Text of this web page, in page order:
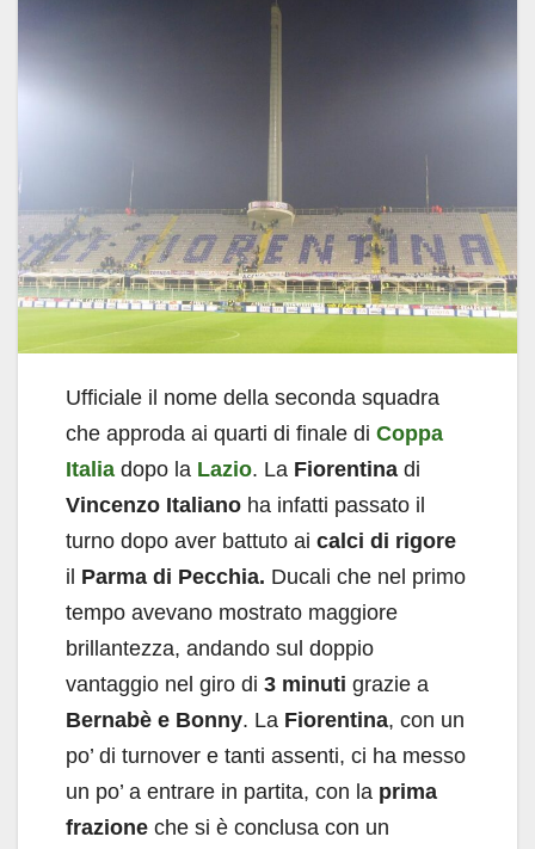
Ufficiale il nome della seconda squadra
che approda ai quarti di finale di Coppa
Italia dopo la Lazio. La Fiorentina di
Vincenzo Italiano ha infatti passato il
turno dopo aver battuto ai calci di rigore
il Parma di Pecchia. Ducali che nel primo
tempo avevano mostrato maggiore
brillantezza, andando sul doppio
vantaggio nel giro di 3 minuti grazie a
Bernabè e Bonny. La Fiorentina, con un
po’ di turnover e tanti assenti, ci ha messo
un po’ a entrare in partita, con la prima
frazione che si è conclusa con un